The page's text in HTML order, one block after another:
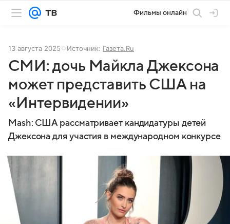
Фильмы онлайн
13 августа 2025 Источник: Газета.Ru
СМИ: дочь Майкла Джексона
может представить США на
«Интервидении»
Mash: США рассматривает кандидатуры детей
Джексона для участия в международном конкурсе